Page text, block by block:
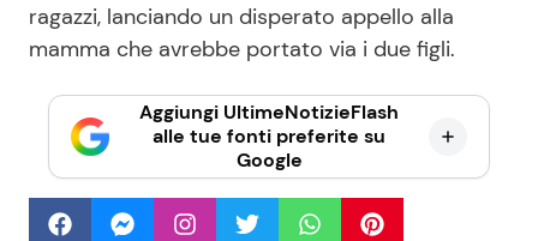
ragazzi, lanciando un disperato appello alla
mamma che avrebbe portato via i due figli.
Aggiungi UltimeNotizieFlash
alle tue fonti preferite su
Google